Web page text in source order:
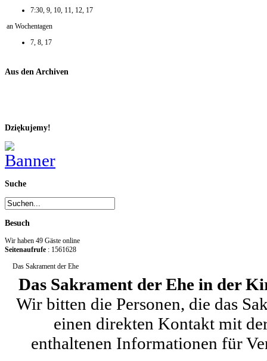
7:30, 9, 10, 11, 12, 17
an Wochentagen
7, 8, 17
Aus den Archiven
Dziękujemy!
Suche
Besuch
Wir haben 49 Gäste online
Seitenaufrufe : 1561628
Das Sakrament der Ehe
Das Sakrament der Ehe in der
Wir bitten die Personen, die das
einen direkten Kontakt mit
enthaltenen Informationen für